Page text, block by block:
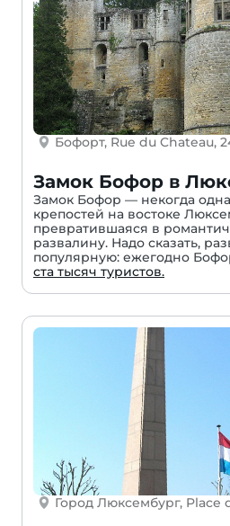
Бофорт, Rue du Chateau,
Замок Бофор в
Замок Бофор — некогда
крепостей на востоке
превратившаяся в
развалину. Надо сказать,
популярную: ежегодно
ста тысяч туристов.
Город Люксембург, Place